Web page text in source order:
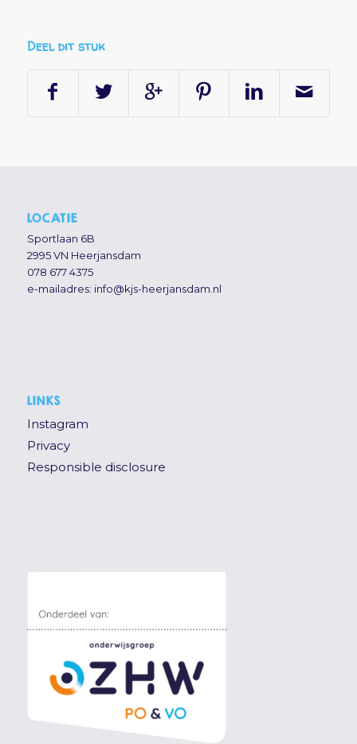
Deel dit stuk
LOCATIE
Sportlaan 6B
2995 VN Heerjansdam
078 677 4375
e-mailadres: info@kjs-heerjansdam.nl
LINKS
Instagram
Privacy
Responsible disclosure